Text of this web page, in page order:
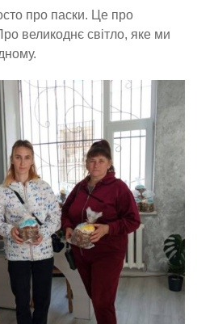
про паски. Це про
великоднє світло, яке ми